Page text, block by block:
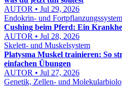
AUTOR • Jul 29, 2026
Endokrin- und Fortpflanzungssystem
Cushing beim Pferd: Ein
AUTOR • Jul 28, 2026
Skelett- und Muskelsystem
Platysma Muskel trainieren: So
einfachen Übungen
AUTOR • Jul 27, 2026
Genetik, Zellen- und